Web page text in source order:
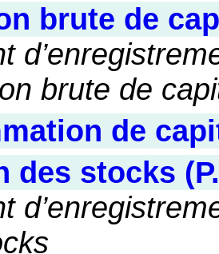
brute de
brute de
de
des stocks